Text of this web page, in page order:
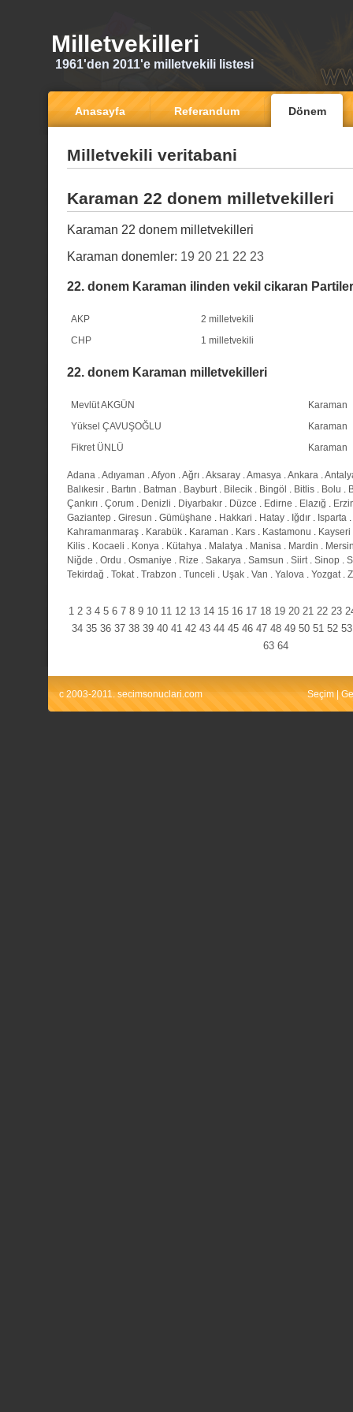
Milletvekilleri
1961'den 2011'e milletvekili listesi
Anasayfa Referandum Dönem
Milletvekili veritabani
Karaman 22 donem milletvekilleri
Karaman 22 donem milletvekilleri
Karaman donemler: 19 20 21 22 23
22. donem Karaman ilinden vekil cikaran Partiler
AKP
2 milletvekili
CHP
1 milletvekili
22. donem Karaman milletvekilleri
Mevlüt AKGÜN
Karaman
Yüksel ÇAVUŞOĞLU
Karaman
Fikret ÜNLÜ
Karaman
Adana .Adıyaman .Afyon .Ağrı .Aksaray .Amasya .Ankara .
Balıkesir . Bartın . Batman . Bayburt. Bilecik . Bingöl . Bitlis . Bolu .
Çankırı . Çorum . Denizli . Diyarbakır . Düzce . Edirne . Elazığ .
Gaziantep . Giresun . Gümüşhane . Hakkari . Hatay . Iğdır . Isparta .
Kahramanmaraş . Karabük . Karaman . Kars . Kastamonu . Kayseri
Kilis . Kocaeli . Konya . Kütahya . Malatya . Manisa . Mardin .
Niğde . Ordu . Osmaniye . Rize . Sakarya . Samsun . Siirt. Sinop .
Tekirdağ . Tokat. Trabzon . Tunceli . Uşak . Van . Yalova . Yozgat.
1 2 3 4 5 6 7 8 9 10 11 12 13 14 15 16 17 18 19 20 21 22 23
34 35 36 37 38 39 40 41 42 43 44 45 46 47 48 49 50 51 52 53
63 64
c 2003-2011. secimsonuclari.com Seçim |